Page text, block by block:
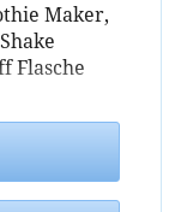
Maker,
Flasche